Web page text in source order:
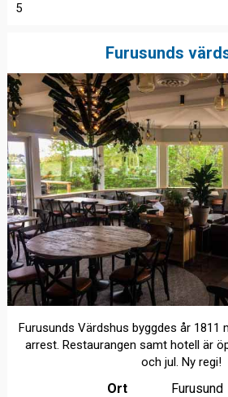
5
Furusunds
Furusunds Värdshus byggdes år 1811
arrest. Restaurangen samt hotell är
och jul. Ny regi!
Ort Furusund